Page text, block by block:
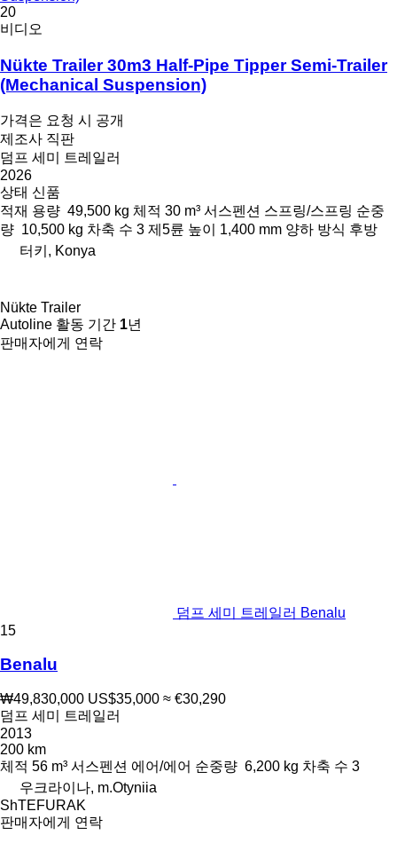
20
비디오
Nükte Trailer 30m3 Half-Pipe Tipper Semi-Trailer
(Mechanical Suspension)
가격은 요청 시 공개
제조사 직판
덤프 세미 트레일러
2026
상태 신품
적재 용량 49,500 kg 체적 30 m³ 서스펜션 스프링/스프링 순중
량 10,500 kg 차축 수 3 제5륜 높이 1,400 mm 양하 방식 후방
터키, Konya
Nükte Trailer
Autoline 활동 기간 1년
판매자에게 연락
덤프 세미 트레일러 Benalu
15
Benalu
₩49,830,000 US$35,000 ≈ €30,290
덤프 세미 트레일러
2013
200 km
체적 56 m³ 서스펜션 에어/에어 순중량 6,200 kg 차축 수 3
우크라이나, m.Otyniia
ShTEFURAK
판매자에게 연락